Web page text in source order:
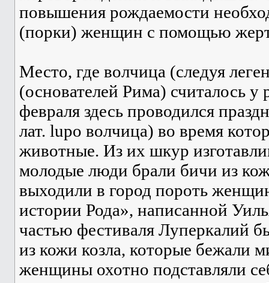
повышения рождаемости
(порки) женщин с помощью
Место, где волчица (следуя
(основателей Рима) считалось
февраля здесь проводился
лат. lupo волчица) во время
животные. Из их шкур
молодые люди брали бичи из
выходили в город пороть
истории Рода», написанной
частью фестиваля Луперкалий
из кожи козла, которые бежали
женщины охотно подставляли